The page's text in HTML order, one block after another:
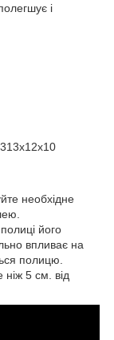
і
необхідне
його
впливає на
полицю.
5 см. від